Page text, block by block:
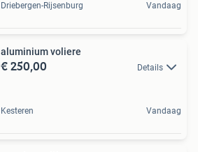
Driebergen-Rijsenburg
Vandaag
aluminium voliere
€ 250,00 Details
Kesteren Vandaag